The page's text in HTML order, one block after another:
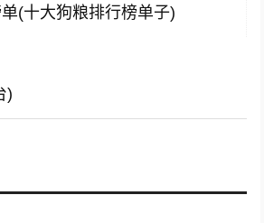
(十大狗粮排行榜单子)
)